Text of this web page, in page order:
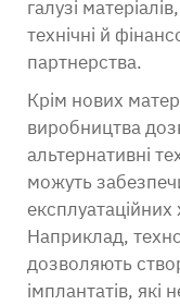
галузі
технічні й
партнерства.
Крім нових
виробництва
альтернативні
можуть
експлуатаційних
Наприклад,
дозволяють
імплантатів,